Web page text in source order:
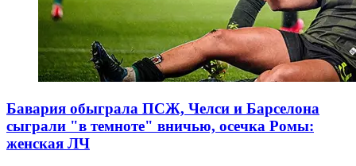
Бавария обыграла ПСЖ, Челси и Барселона
сыграли "в темноте" вничью, осечка Ромы:
женская ЛЧ